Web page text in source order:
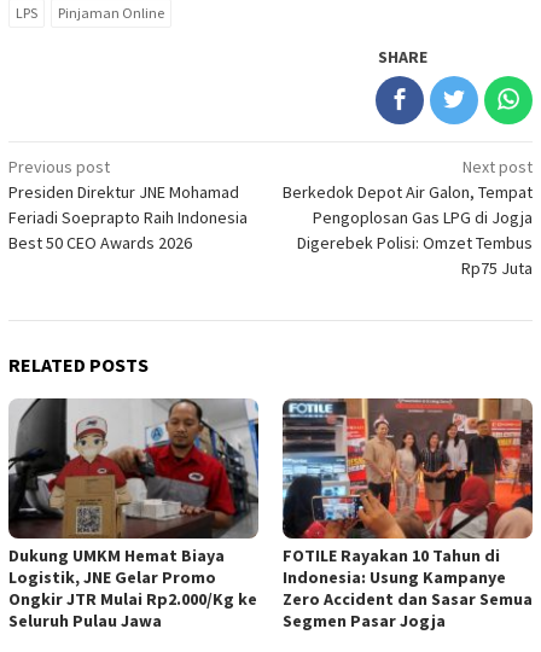
LPS
Pinjaman Online
SHARE
Post
navigation
Previous post
Presiden Direktur JNE Mohamad
Feriadi Soeprapto Raih Indonesia
Best 50 CEO Awards 2026
Next post
Berkedok Depot Air Galon, Tempat
Pengoplosan Gas LPG di Jogja
Digerebek Polisi: Omzet Tembus
Rp75 Juta
RELATED POSTS
Dukung UMKM Hemat Biaya
Logistik, JNE Gelar Promo
Ongkir JTR Mulai Rp2.000/Kg ke
Seluruh Pulau Jawa
FOTILE Rayakan 10 Tahun di
Indonesia: Usung Kampanye
Zero Accident dan Sasar Semua
Segmen Pasar Jogja